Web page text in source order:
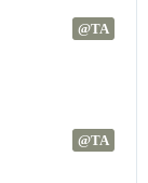
@TA
@TA